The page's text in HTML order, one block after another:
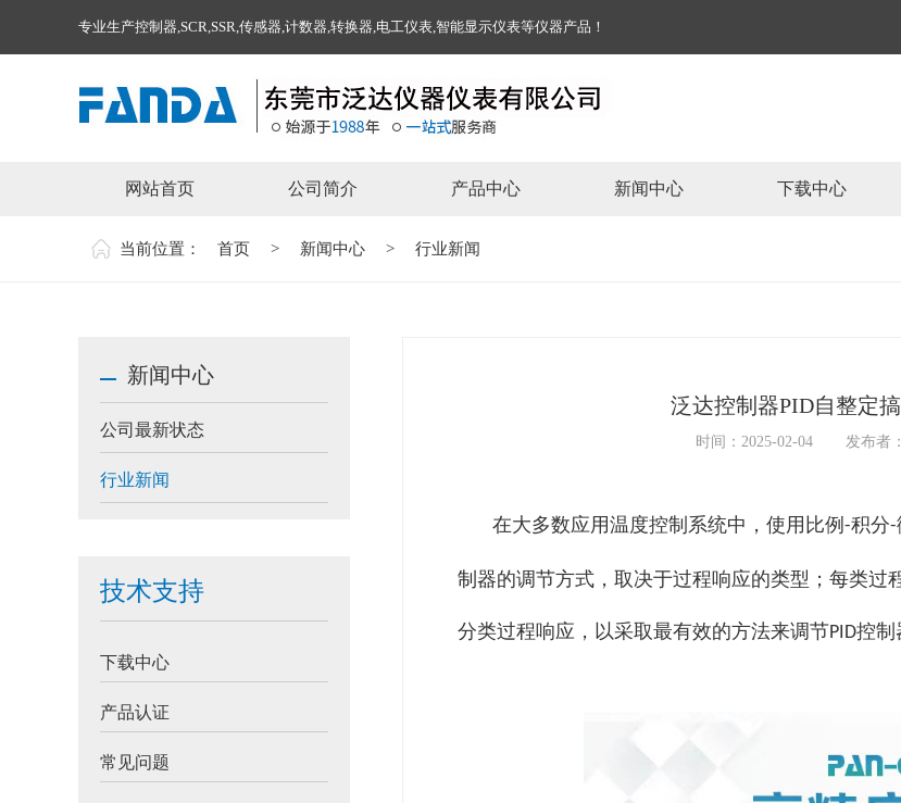
专业生产控制器,SCR,SSR,传感器,计数器,转换器,电工仪表,智能显示仪表等仪器产品！
网站首页 公司简介 产品中心 新闻中心 下载中心
当前位置： 首页 > 新闻中心 > 行业新闻
泛达控制器PID自整定
时间：2025-02-04 发布者
在大多数应用温度控制系统中，使用比例 -积分-
制器的调节方式，取决于过程响应的类型；每类过
分类过程响应，以采取最有效的方法来调节PID控制
新闻中心
公司最新状态
行业新闻
技术支持
下载中心
产品认证
常见问题